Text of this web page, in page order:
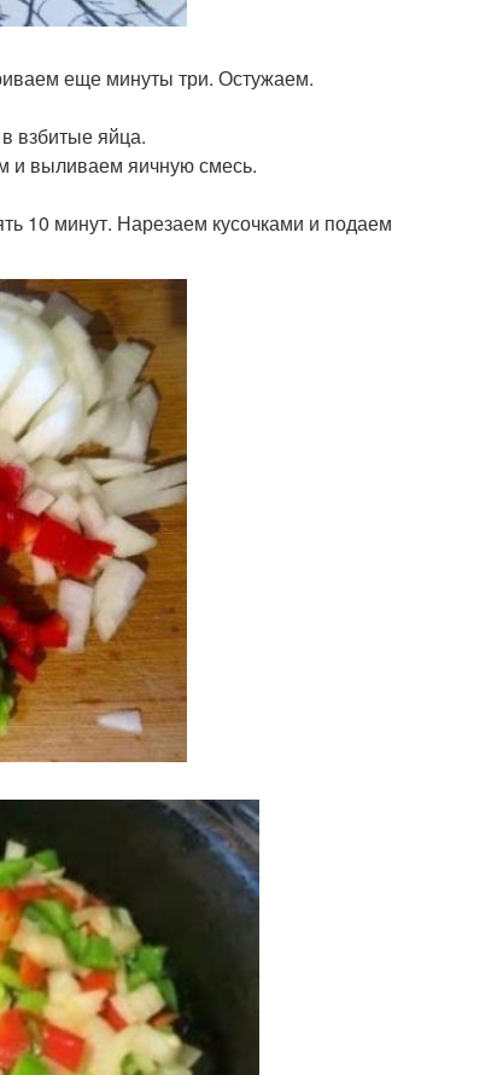
еще минуты три. Остужаем.
взбитые яйца.
и выливаем яичную смесь.
10 минут. Нарезаем кусочками и подаем